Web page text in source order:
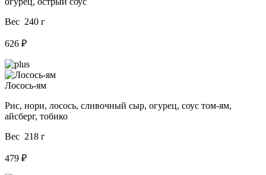
Вес 240 г
626 ₽
Лосось-ям
Рис, нори, лосось, сливочный сыр, огурец, соус том-ям,
айсберг, тобико
Вес 218 г
479 ₽